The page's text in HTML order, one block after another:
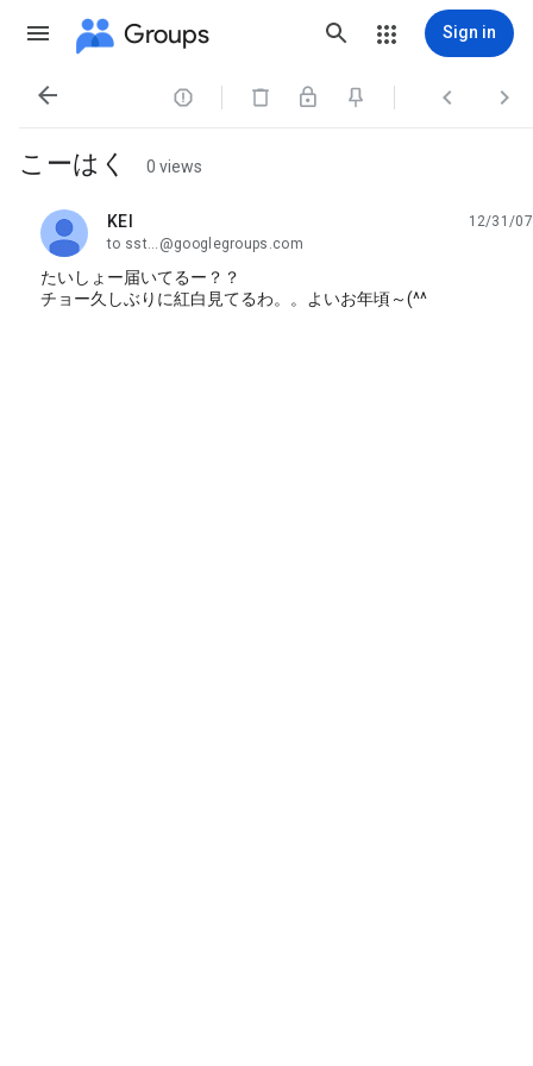
Groups Sign in
   
こーはく 0 views
KEI
unread,
12/31/07
to sst...@googlegroups.com
たいしょー届いてるー？？
チョー久しぶりに紅白見てるわ。。よいお年頃～(^^ゞ